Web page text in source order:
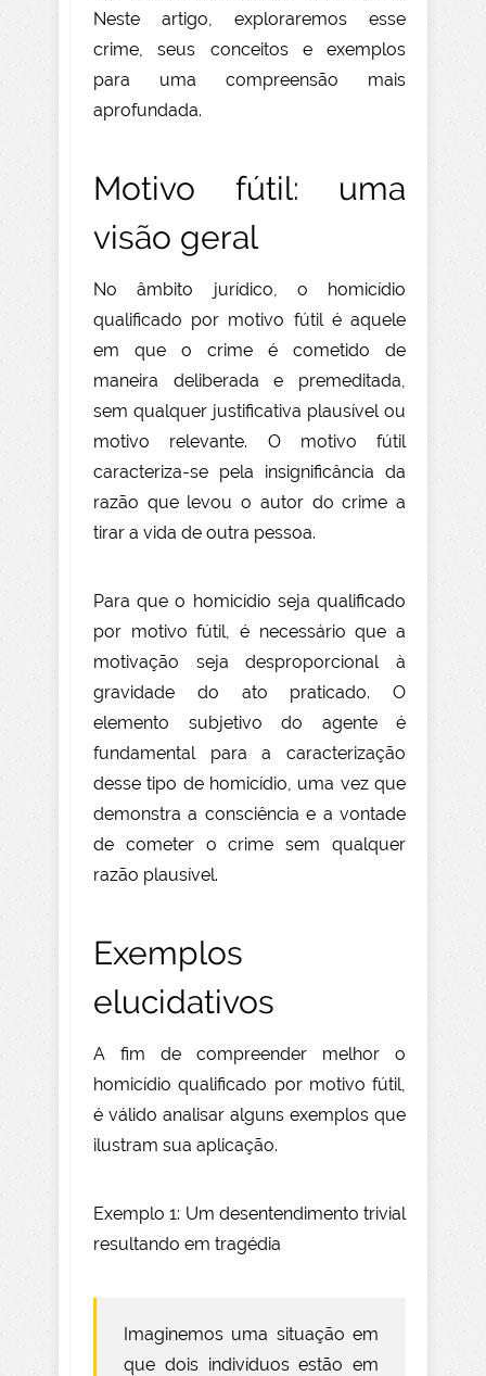
Neste artigo, exploraremos esse
crime, seus conceitos e exemplos
para uma compreensão mais
aprofundada.
Motivo fútil: uma
visão geral
No âmbito jurídico, o homicídio
qualificado por motivo fútil é aquele
em que o crime é cometido de
maneira deliberada e premeditada,
sem qualquer justificativa plausível ou
motivo relevante. O motivo fútil
caracteriza-se pela insignificância da
razão que levou o autor do crime a
tirar a vida de outra pessoa.
Para que o homicídio seja qualificado
por motivo fútil, é necessário que a
motivação seja desproporcional à
gravidade do ato praticado. O
elemento subjetivo do agente é
fundamental para a caracterização
desse tipo de homicídio, uma vez que
demonstra a consciência e a vontade
de cometer o crime sem qualquer
razão plausível.
Exemplos
elucidativos
A fim de compreender melhor o
homicídio qualificado por motivo fútil,
é válido analisar alguns exemplos que
ilustram sua aplicação.
Exemplo 1: Um desentendimento trivial
resultando em tragédia
Imaginemos uma situação em
que dois indivíduos estão em